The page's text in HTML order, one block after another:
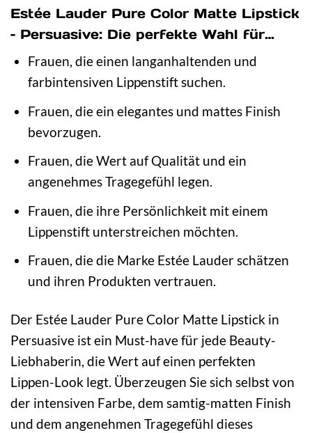
Estée Lauder Pure Color Matte Lipstick
– Persuasive: Die perfekte Wahl für…
Frauen, die einen langanhaltenden und
farbintensiven Lippenstift suchen.
Frauen, die ein elegantes und mattes Finish
bevorzugen.
Frauen, die Wert auf Qualität und ein
angenehmes Tragegefühl legen.
Frauen, die ihre Persönlichkeit mit einem
Lippenstift unterstreichen möchten.
Frauen, die die Marke Estée Lauder schätzen
und ihren Produkten vertrauen.
Der Estée Lauder Pure Color Matte Lipstick in
Persuasive ist ein Must-have für jede Beauty-
Liebhaberin, die Wert auf einen perfekten
Lippen-Look legt. Überzeugen Sie sich selbst von
der intensiven Farbe, dem samtig-matten Finish
und dem angenehmen Tragegefühl dieses